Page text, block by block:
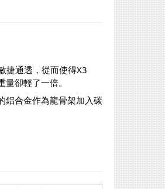
捷通透，從而使得X3
卻輕了一倍。
鋁合金作為龍骨架加入碳